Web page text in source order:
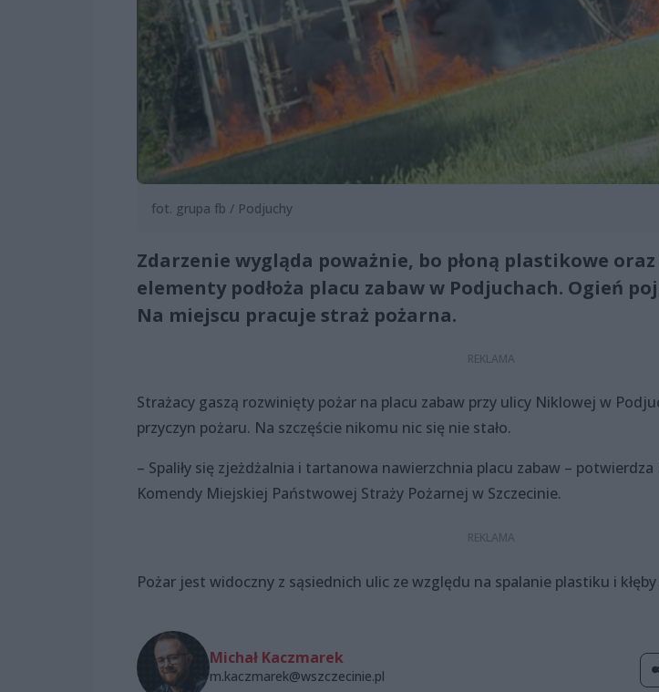
fot. grupa fb / Podjuchy
Zdarzenie wygląda poważnie, bo płoną plastikowe
elementy podłoża placu zabaw w Podjuchach. Ogień
Na miejscu pracuje straż pożarna.
Strażacy gaszą rozwinięty pożar na placu zabaw przy ulicy Niklowej w
przyczyn pożaru. Na szczęście nikomu nic się nie stało.
– Spaliły się zjeżdżalnia i tartanowa nawierzchnia placu zabaw – potwierdza
Komendy Miejskiej Państwowej Straży Pożarnej w Szczecinie.
Pożar jest widoczny z sąsiednich ulic ze względu na spalanie plastiku i
Michał Kaczmarek
m.kaczmarek@wszczecinie.pl